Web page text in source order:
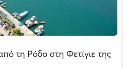
τη Ρόδο στη Φετίγιε της